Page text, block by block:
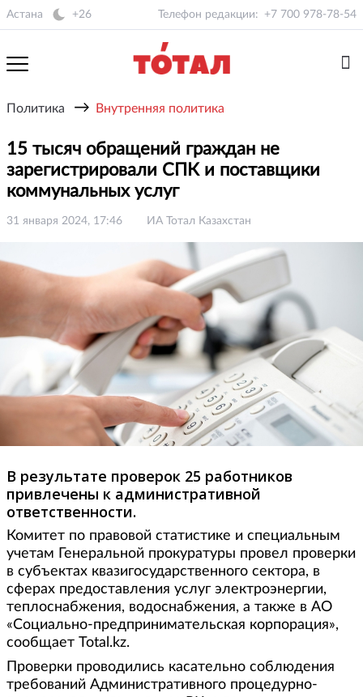
Астана +26 Телефон редакции: +7 700 978-78-54
Политика → Внутренняя политика
15 тысяч обращений граждан не
зарегистрировали СПК и поставщики
коммунальных услуг
31 января 2024, 17:46 ИА Тотал Казахстан
В результате проверок 25 работников
привлечены к административной
ответственности.
Комитет по правовой статистике и специальным
учетам Генеральной прокуратуры провел проверки
в субъектах квазигосударственного сектора, в
сферах предоставления услуг электроэнергии,
теплоснабжения, водоснабжения, а также в АО
«Социально-предпринимательская корпорация»,
сообщает Total.kz.
Проверки проводились касательно соблюдения
требований Административного процедурно-